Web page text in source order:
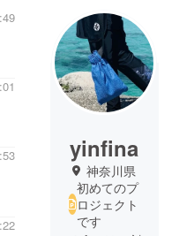
yinfina
神奈川県
初めてのプ
ロジェクト
です